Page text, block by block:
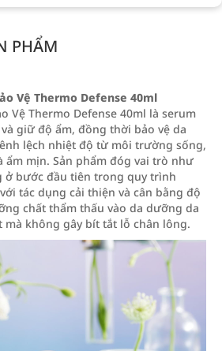
PHẨM
Vệ Thermo Defense 40ml
Vệ Thermo Defense 40ml là serum
giữ độ ẩm, đồng thời bảo vệ da
lệch nhiệt độ từ môi trường sống,
ẩm mịn. Sản phẩm đóg vai trò như
ở bước đầu tiên trong quy trình
tác dụng cải thiện và cân bằng độ
chất thẩm thấu vào da dưỡng da
mà không gây bít tắt lỗ chân lông.